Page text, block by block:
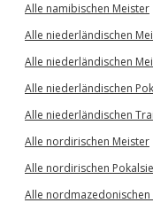
Alle namibischen Meister
Alle niederländischen
Alle niederländischen
Alle niederländischen
Alle niederländischen
Alle nordirischen Meister
Alle nordirischen
Alle nordmazedonischen